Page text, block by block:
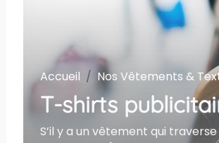
Accueil Nos Vêtements &
T-shirts
S’il y a un vêtement qui